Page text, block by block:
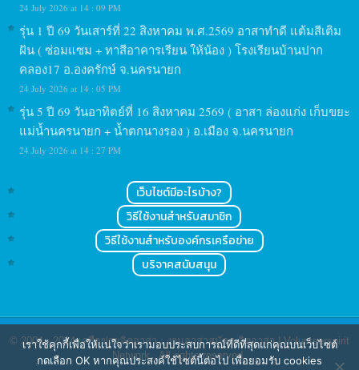
24 July 2026 at 14 : 09 PM
รุ่น 1 ปี 69 วันเสาร์ที่ 22 สิงหาคม พ.ศ.2569 อาสาทำดี แต้มสีเติม
ฝัน ( ซ่อมแซม + ทาสีอาคารเรียน ให้น้อง ) โรงเรียนบ้านปาก
คลอง17 อ.องครักษ์ จ.นครนายก
24 July 2026 at 14 : 05 PM
รุ่น 5 ปี 69 วันอาทิตย์ที่ 16 สิงหาคม 2569 ( อาสา ล่องแก่ง เก็บขยะ
แม่น้ำนครนายก + น้ำตกนางรอง ) อ.เมือง จ.นครนายก
24 July 2026 at 14 : 27 PM
เว็บไซต์มีอะไรบ้าง?
วิธีใช้งานสำหรับสมาชิก
วิธีใช้งานสำหรับองค์กรเครือข่าย
บริจาคสนับสนุน
© 2004 - 2024เครือข่ายจิตอาสา : งานอาสาสมัคร จิตอาสา | Volunteerspirit
Network . All rights reserved.
เราใช้คุกกี้เพื่อให้แน่ใจว่าเรามอบประสบการณ์ที่ดีที่สุดแก่คุณบนเว็บไซต์
กดเลือก OK หากคุณประสงค์ใช้ไซต์นี้ต่อไป เพื่อยอมรับ cookies